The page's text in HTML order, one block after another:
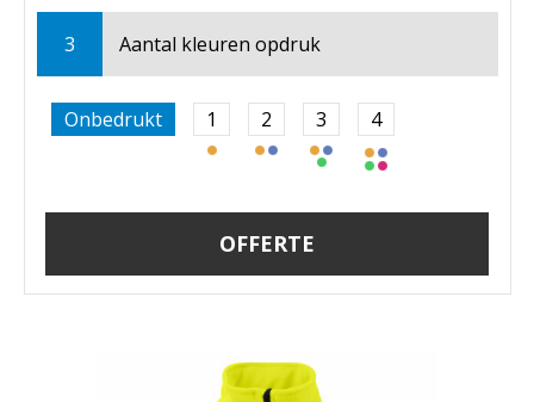
3 Aantal kleuren opdruk
Onbedrukt 1 2 3 4
OFFERTE